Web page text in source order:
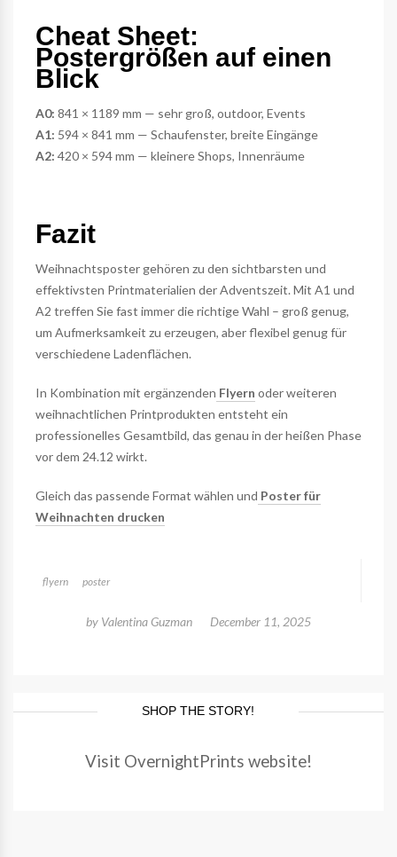
Cheat Sheet:
Postergrößen auf einen
Blick
A0: 841 × 1189 mm — sehr groß, outdoor, Events
A1: 594 × 841 mm — Schaufenster, breite Eingänge
A2: 420 × 594 mm — kleinere Shops, Innenräume
Fazit
Weihnachtsposter gehören zu den sichtbarsten und
effektivsten Printmaterialien der Adventszeit. Mit A1 und
A2 treffen Sie fast immer die richtige Wahl – groß genug,
um Aufmerksamkeit zu erzeugen, aber flexibel genug für
verschiedene Ladenflächen.
In Kombination mit ergänzenden Flyern oder weiteren
weihnachtlichen Printprodukten entsteht ein
professionelles Gesamtbild, das genau in der heißen Phase
vor dem 24.12 wirkt.
Gleich das passende Format wählen und Poster für
Weihnachten drucken
flyern poster
by Valentina Guzman December 11, 2025
SHOP THE STORY!
Visit OvernightPrints website!